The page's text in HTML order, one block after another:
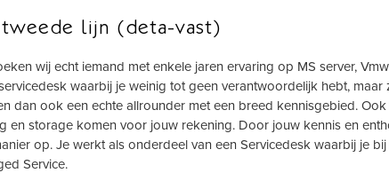
lijn (deta-vast)
wij echt iemand met enkele jaren ervaring op MS server,
waarbij je weinig tot geen verantwoordelijk hebt,
dan ook een echte allrounder met een breed kennisgebied.
en storage komen voor jouw rekening. Door jouw kennis en
op. Je werkt als onderdeel van een Servicedesk waarbij je
Service.